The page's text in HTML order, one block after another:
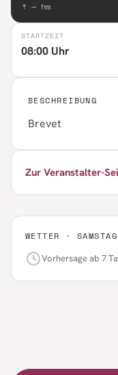
STARTZEIT
08:00 Uhr
↑ —hm
BESCHREIBUNG
Brevet
Zur Veranstalter-
WETTER ·
Vorhersage ab 7